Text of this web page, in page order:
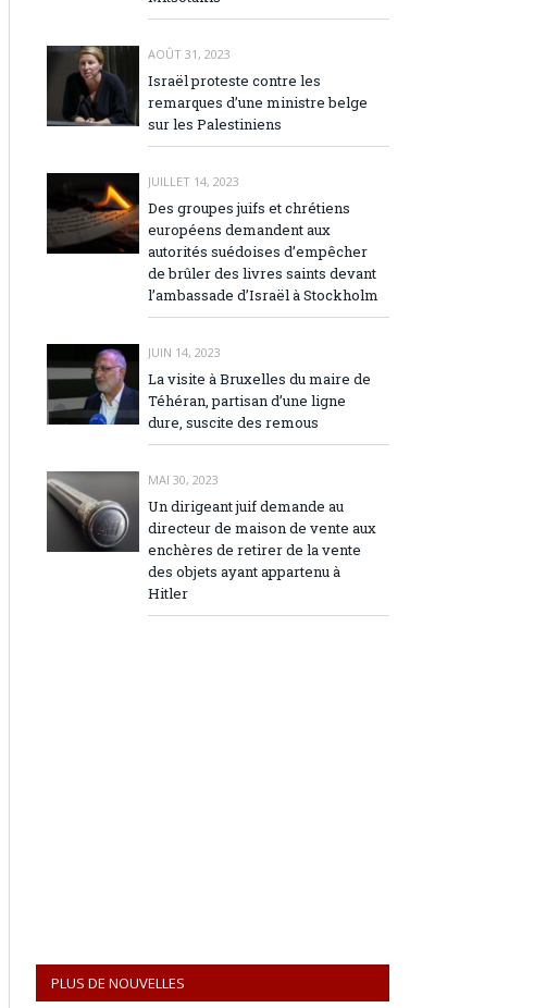
AOÛT 31, 2023
Israël proteste contre les
remarques d’une ministre belge
sur les Palestiniens
JUILLET 14, 2023
Des groupes juifs et chrétiens
européens demandent aux
autorités suédoises d’empêcher
de brûler des livres saints devant
l’ambassade d’Israël à Stockholm
JUIN 14, 2023
La visite à Bruxelles du maire de
Téhéran, partisan d’une ligne
dure, suscite des remous
MAI 30, 2023
Un dirigeant juif demande au
directeur de maison de vente aux
enchères de retirer de la vente
des objets ayant appartenu à
Hitler
PLUS DE NOUVELLES